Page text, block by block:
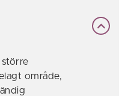
större
område,